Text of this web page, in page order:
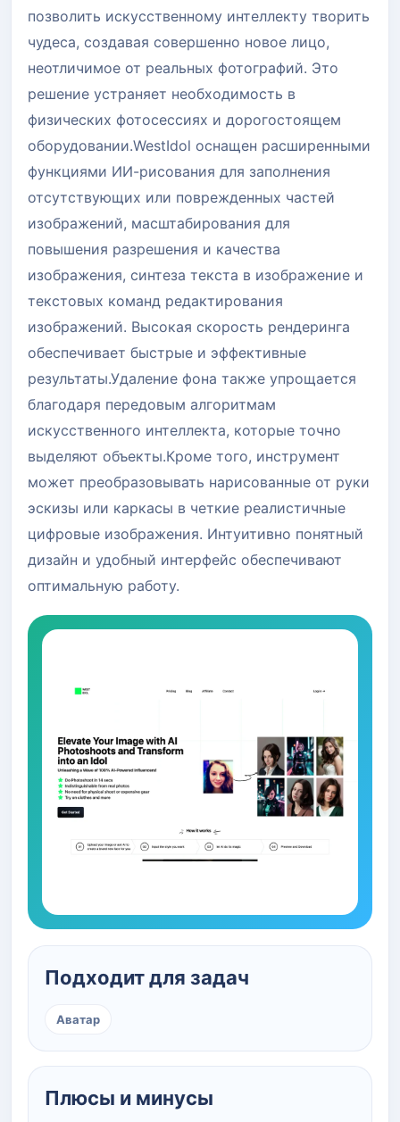
позволить искусственному интеллекту творить
чудеса, создавая совершенно новое лицо,
неотличимое от реальных фотографий. Это
решение устраняет необходимость в
физических фотосессиях и дорогостоящем
оборудовании.WestIdol оснащен расширенными
функциями ИИ-рисования для заполнения
отсутствующих или поврежденных частей
изображений, масштабирования для
повышения разрешения и качества
изображения, синтеза текста в изображение и
текстовых команд редактирования
изображений. Высокая скорость рендеринга
обеспечивает быстрые и эффективные
результаты.Удаление фона также упрощается
благодаря передовым алгоритмам
искусственного интеллекта, которые точно
выделяют объекты.Кроме того, инструмент
может преобразовывать нарисованные от руки
эскизы или каркасы в четкие реалистичные
цифровые изображения. Интуитивно понятный
дизайн и удобный интерфейс обеспечивают
оптимальную работу.
Подходит для задач
Аватар
Плюсы и минусы